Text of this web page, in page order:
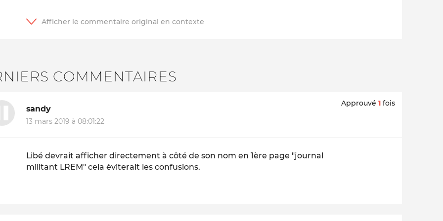
COMMENTAIRES
sandy
13 mars 2019 à 08:01:22
Approuvé 1 fois
Libé devrait afficher directement à côté de son nom en 1ère page "journal
militant LREM" cela éviterait les confusions.